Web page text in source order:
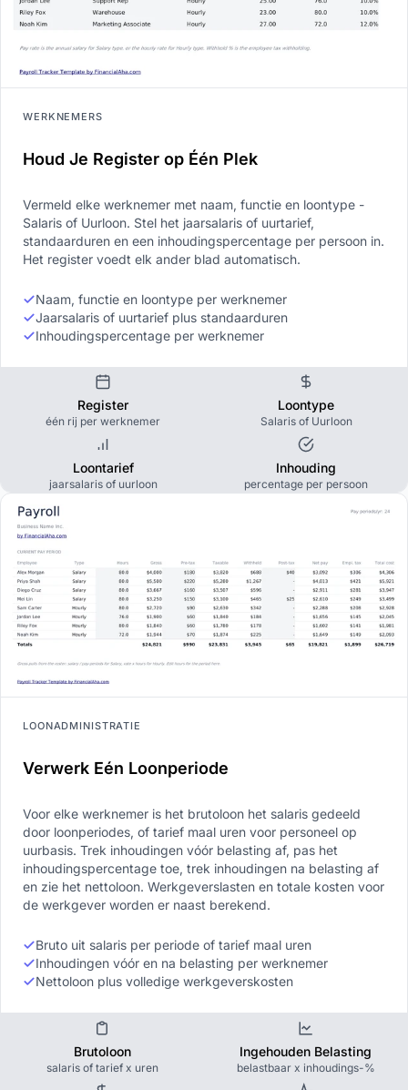
WERKNEMERS
Houd Je Register op Één Plek
Vermeld elke werknemer met naam, functie en loontype -
Salaris of Uurloon. Stel het jaarsalaris of uurtarief,
standaarduren en een inhoudingspercentage per persoon in.
Het register voedt elk ander blad automatisch.
Naam, functie en loontype per werknemer
Jaarsalaris of uurtarief plus standaarduren
Inhoudingspercentage per werknemer
Register
één rij per werknemer
Loontype
Salaris of Uurloon
Loontarief
jaarsalaris of uurloon
Inhouding
percentage per persoon
LOONADMINISTRATIE
Verwerk Eén Loonperiode
Voor elke werknemer is het brutoloon het salaris gedeeld
door loonperiodes, of tarief maal uren voor personeel op
uurbasis. Trek inhoudingen vóór belasting af, pas het
inhoudingspercentage toe, trek inhoudingen na belasting af
en zie het nettoloon. Werkgeverslasten en totale kosten voor
de werkgever worden er naast berekend.
Bruto uit salaris per periode of tarief maal uren
Inhoudingen vóór en na belasting per werknemer
Nettoloon plus volledige werkgeverskosten
Brutoloon
salaris of tarief x uren
Ingehouden Belasting
belastbaar x inhoudings-%